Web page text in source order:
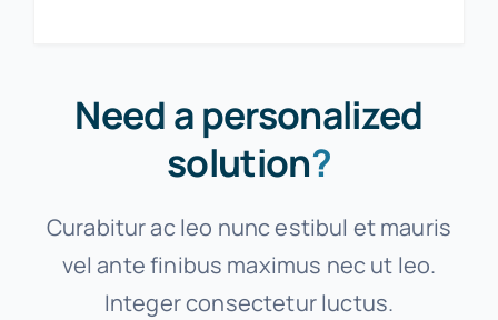
Need a personalized
solution?
Curabitur ac leo nunc estibul et mauris
vel ante finibus maximus nec ut leo.
Integer consectetur luctus.